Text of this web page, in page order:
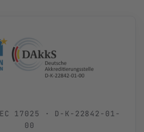
17025 · D-K-22842-01-
00